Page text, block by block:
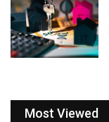
Most Viewed